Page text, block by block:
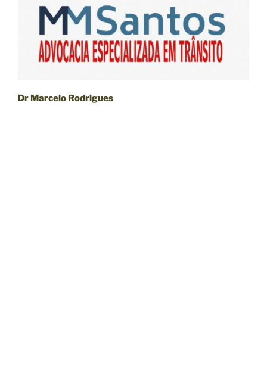
Dr Marcelo Rodrigues